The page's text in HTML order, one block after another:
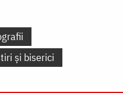
și biserici